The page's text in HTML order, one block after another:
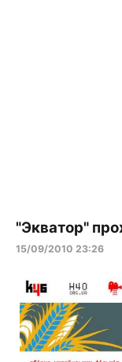
"Экватор"
15/09/2010 23:26